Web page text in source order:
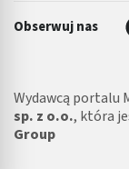
Obserwuj nas
Wydawcą portalu
sp. z o.o., która
Group